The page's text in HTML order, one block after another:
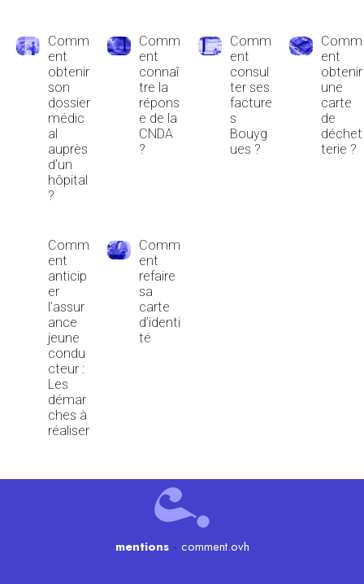
Comm
ent
obtenir
son
dossier
médic
al
auprès
d’un
hôpital
?
Comm
ent
connaî
tre la
répons
e de la
CNDA
?
Comm
ent
consul
ter ses
facture
s
Bouyg
ues ?
Comm
ent
obtenir
une
carte
de
déchet
terie ?
Comm
ent
anticip
er
l’assur
ance
jeune
condu
cteur :
Les
démar
ches à
réaliser
Comm
ent
refaire
sa
carte
d’identi
té
mentions- comment.ovh